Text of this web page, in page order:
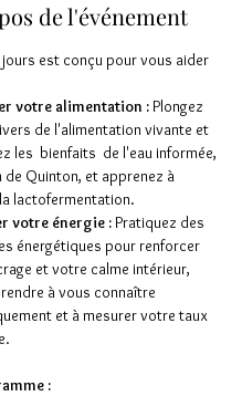
de l'événement
jours est conçu pour vous aider
votre alimentation : Plongez
de l'alimentation vivante et
les  bienfaits  de l'eau informée,
de Quinton, et apprenez à
lactofermentation.
votre énergie : Pratiquez des
énergétiques pour renforcer
et votre calme intérieur,
à vous connaître
et à mesurer votre taux
: